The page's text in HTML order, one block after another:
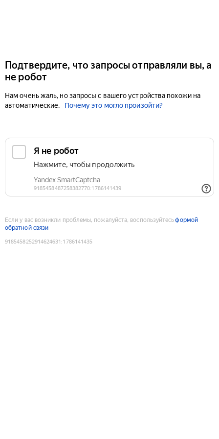
Подтвердите, что запросы отправляли вы, а
не робот
Нам очень жаль, но запросы с вашего устройства похожи на
автоматические.
Почему это могло произойти?
Если у вас возникли проблемы, пожалуйста, воспользуйтесьформой
обратной связи
9185458252914624631 :1786141435